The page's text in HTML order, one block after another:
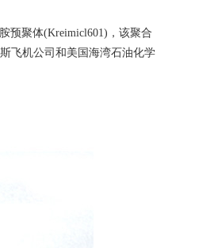
预聚体(Kreimicl601)，该聚合
飞机公司和美国海湾石油化学